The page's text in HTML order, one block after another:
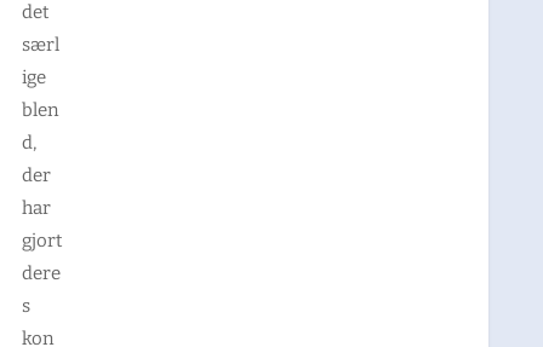
det
særl
ige
blen
d,
der
har
gjort
dere
s
kon